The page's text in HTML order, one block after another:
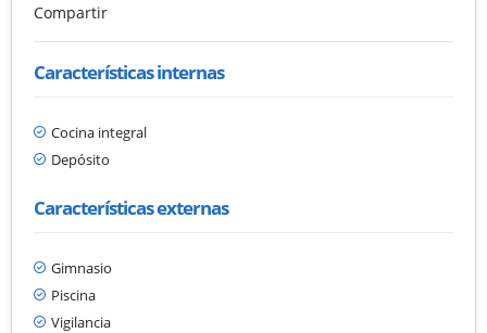
Compartir
Características internas
Cocina integral
Depósito
Características externas
Gimnasio
Piscina
Vigilancia